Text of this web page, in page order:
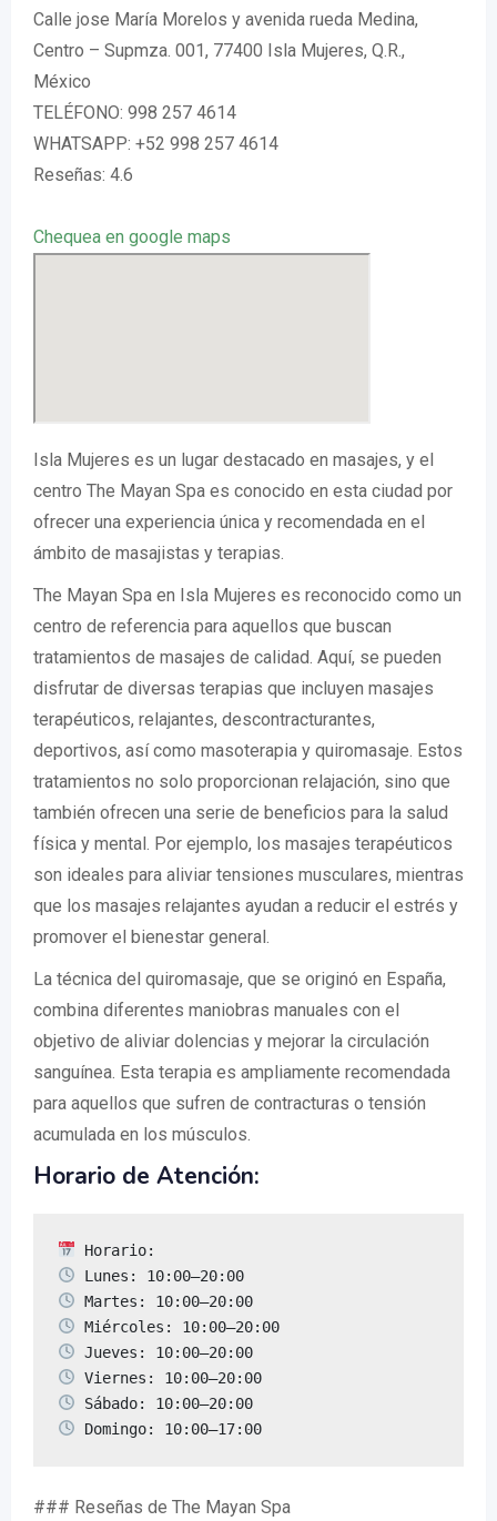
Calle jose María Morelos y avenida rueda Medina,
Centro – Supmza. 001, 77400 Isla Mujeres, Q.R.,
México
TELÉFONO: 998 257 4614
WHATSAPP: +52 998 257 4614
Reseñas: 4.6
Chequea en google maps
Isla Mujeres es un lugar destacado en masajes, y el
centro The Mayan Spa es conocido en esta ciudad por
ofrecer una experiencia única y recomendada en el
ámbito de masajistas y terapias.
The Mayan Spa en Isla Mujeres es reconocido como un
centro de referencia para aquellos que buscan
tratamientos de masajes de calidad. Aquí, se pueden
disfrutar de diversas terapias que incluyen masajes
terapéuticos, relajantes, descontracturantes,
deportivos, así como masoterapia y quiromasaje. Estos
tratamientos no solo proporcionan relajación, sino que
también ofrecen una serie de beneficios para la salud
física y mental. Por ejemplo, los masajes terapéuticos
son ideales para aliviar tensiones musculares, mientras
que los masajes relajantes ayudan a reducir el estrés y
promover el bienestar general.
La técnica del quiromasaje, que se originó en España,
combina diferentes maniobras manuales con el
objetivo de aliviar dolencias y mejorar la circulación
sanguínea. Esta terapia es ampliamente recomendada
para aquellos que sufren de contracturas o tensión
acumulada en los músculos.
Horario de Atención:
Domingo: 10:00–17:00
### Reseñas de The Mayan Spa